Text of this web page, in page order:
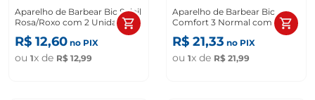
Aparelho de Barbear Bic Soleil
Rosa/Roxo com 2 Unidades
R$ 12,60 no PIX
ou 1x de R$ 12,99
Aparelho de Barbear Bic
Comfort 3 Normal com 4
Unidades
R$ 21,33 no PIX
ou 1x de R$ 21,99